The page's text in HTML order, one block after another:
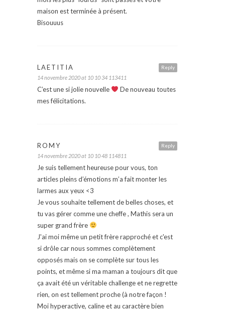
maison est terminée à présent.
Bisouuus
Reply
LAETITIA
14 novembre 2020 at 10 10 34 113411
C’est une si jolie nouvelle
De nouveau toutes
mes félicitations.
Reply
ROMY
14 novembre 2020 at 10 10 48 114811
Je suis tellement heureuse pour vous, ton
articles pleins d’émotions m’a fait monter les
larmes aux yeux <3
Je vous souhaite tellement de belles choses, et
tu vas gérer comme une cheffe , Mathis sera un
super grand frère
J'ai moi même un petit frère rapproché et c'est
si drôle car nous sommes complètement
opposés mais on se complète sur tous les
points, et même si ma maman a toujours dit que
ça avait été un véritable challenge et ne regrette
rien, on est tellement proche (à notre façon !
Moi hyperactive, caline et au caractère bien